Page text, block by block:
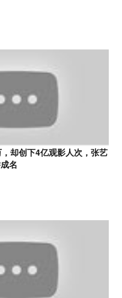
，却创下4亿观影人次，张艺
名